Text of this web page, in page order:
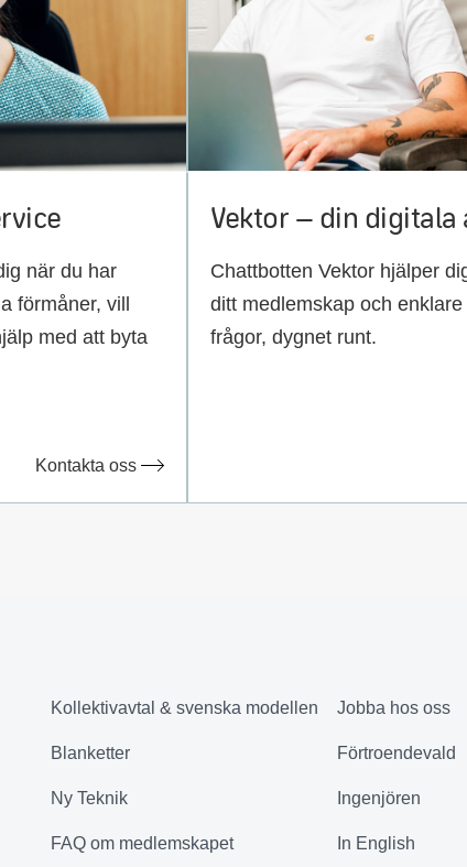
när du har
förmåner, vill
med att byta
Kontakta oss
Vektor – din digitala
Chattbotten Vektor hjälper
ditt medlemskap och
frågor, dygnet runt.
Kollektivavtal & svenska modellen
Blanketter
Ny Teknik
FAQ om medlemskapet
Jobba hos oss
Förtroendevald
Ingenjören
In English